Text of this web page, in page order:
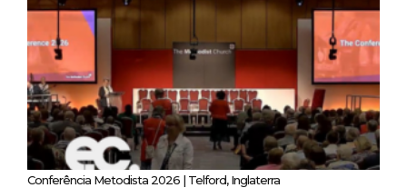
Conferência Metodista 2026 | Telford, Inglaterra